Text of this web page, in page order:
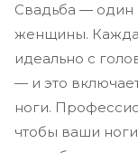
Свадьба — один
женщины.
идеально с
— и это
ноги.
чтобы ваши